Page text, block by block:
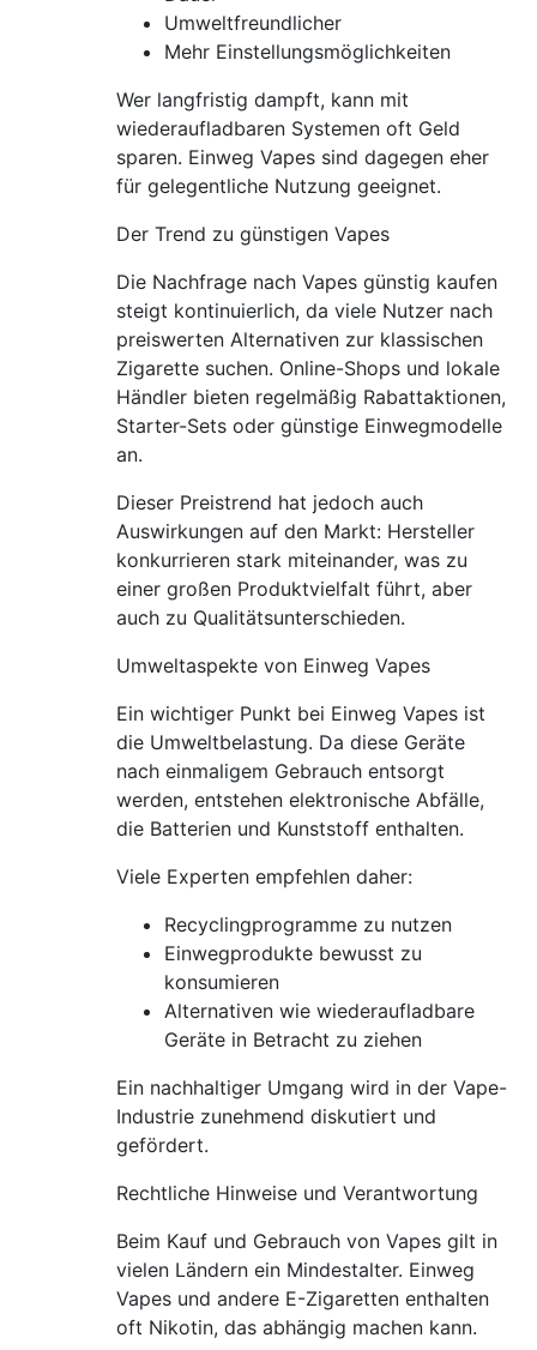
Umweltfreundlicher
Mehr Einstellungsmöglichkeiten
Wer langfristig dampft, kann mit
wiederaufladbaren Systemen oft Geld
sparen. Einweg Vapes sind dagegen eher
für gelegentliche Nutzung geeignet.
Der Trend zu günstigen Vapes
Die Nachfrage nach Vapes günstig kaufen
steigt kontinuierlich, da viele Nutzer nach
preiswerten Alternativen zur klassischen
Zigarette suchen. Online-Shops und lokale
Händler bieten regelmäßig Rabattaktionen,
Starter-Sets oder günstige Einwegmodelle
an.
Dieser Preistrend hat jedoch auch
Auswirkungen auf den Markt: Hersteller
konkurrieren stark miteinander, was zu
einer großen Produktvielfalt führt, aber
auch zu Qualitätsunterschieden.
Umweltaspekte von Einweg Vapes
Ein wichtiger Punkt bei Einweg Vapes ist
die Umweltbelastung. Da diese Geräte
nach einmaligem Gebrauch entsorgt
werden, entstehen elektronische Abfälle,
die Batterien und Kunststoff enthalten.
Viele Experten empfehlen daher:
Recyclingprogramme zu nutzen
Einwegprodukte bewusst zu
konsumieren
Alternativen wie wiederaufladbare
Geräte in Betracht zu ziehen
Ein nachhaltiger Umgang wird in der Vape-
Industrie zunehmend diskutiert und
gefördert.
Rechtliche Hinweise und Verantwortung
Beim Kauf und Gebrauch von Vapes gilt in
vielen Ländern ein Mindestalter. Einweg
Vapes und andere E-Zigaretten enthalten
oft Nikotin, das abhängig machen kann.